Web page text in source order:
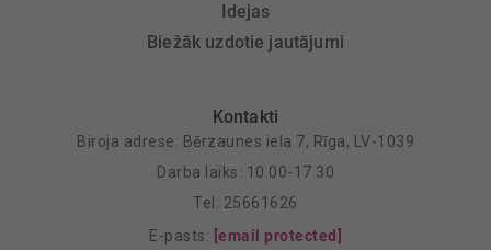
Idejas
Biežāk uzdotie jautājumi
Kontakti
Biroja adrese: Bērzaunes iela 7, Rīga, LV-1039
Darba laiks: 10.00-17.30
Tel: 25661626
E-pasts: [email protected]